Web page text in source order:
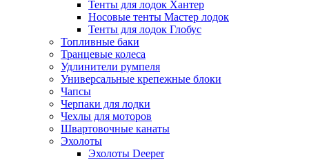
Тенты для лодок Хантер
Носовые тенты Мастер лодок
Тенты для лодок Глобус
Топливные баки
Транцевые колеса
Удлинители румпеля
Универсальные крепежные блоки
Чапсы
Черпаки для лодки
Чехлы для моторов
Швартовочные канаты
Эхолоты
Эхолоты Deeper